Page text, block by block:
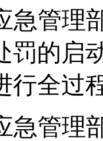
急管理
罚的启
行全过
急管理